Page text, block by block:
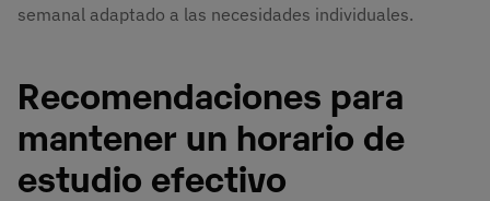
semanal adaptado a las necesidades individuales.
Recomendaciones para
mantener un horario de
estudio efectivo